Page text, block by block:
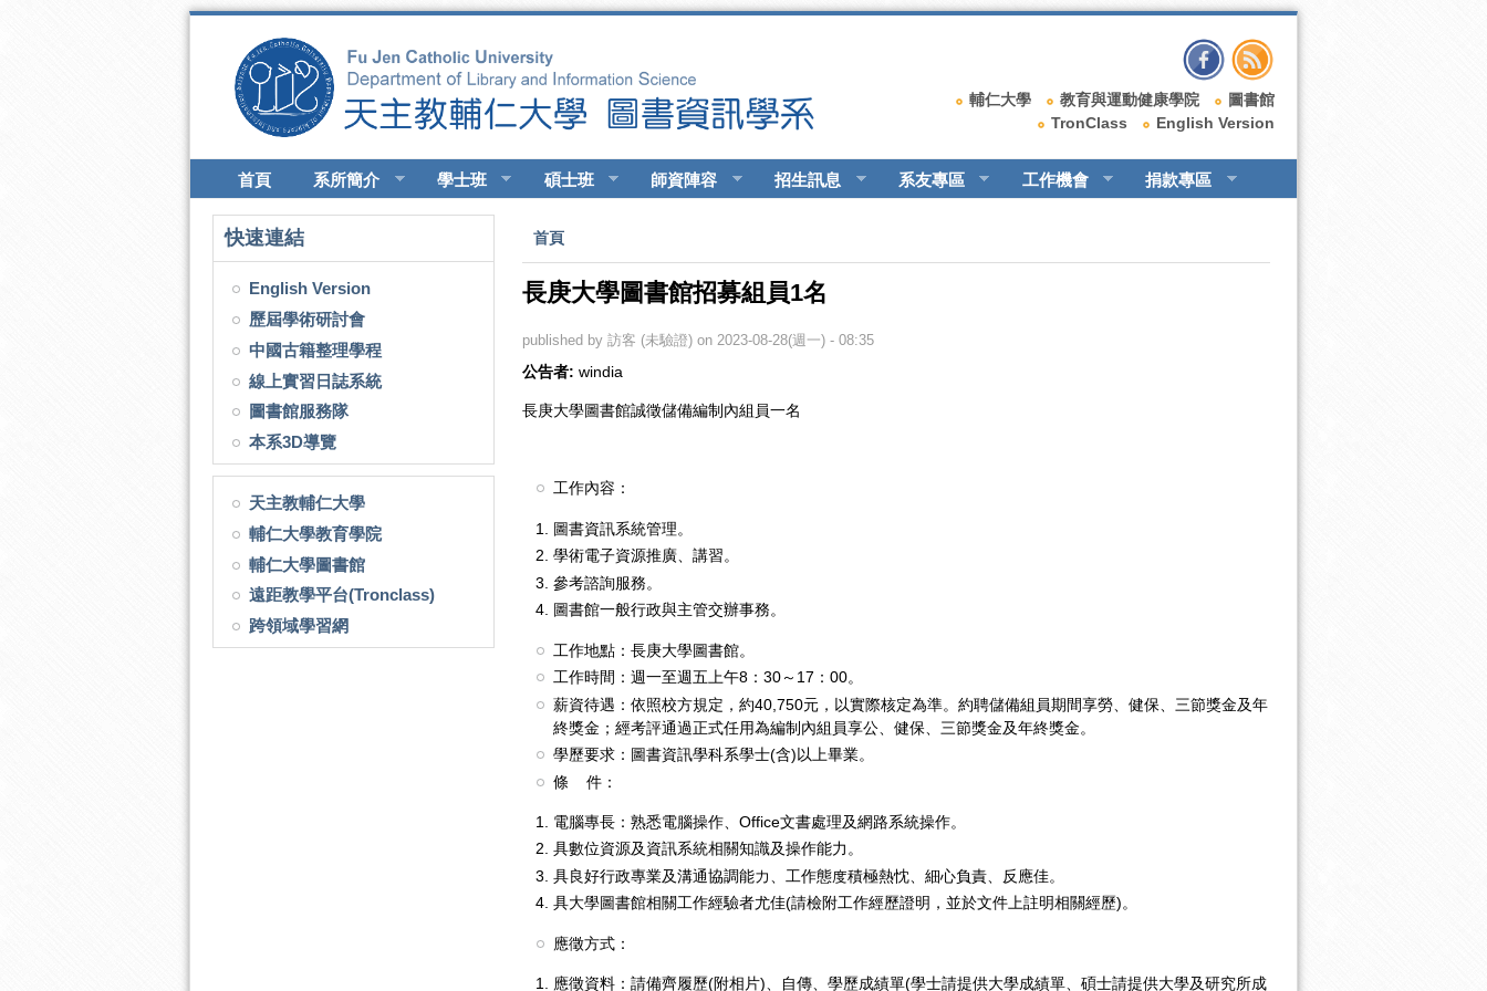
輔仁大學 教育與運動健康學院
圖書館
TronClass
English Version
首頁 系所簡介 學士班 碩士班 師資陣容 招生訊息 系友專區 工作機會 捐款專區
快速連結
English Version
歷屆學術研討會
中國古籍整理學程
線上實習日誌系統
圖書館服務隊
本系3D導覽
天主教輔仁大學
輔仁大學教育學院
輔仁大學圖書館
遠距教學平台(Tronclass)
跨領域學習網
您在這裡
首頁
長庚大學圖書館招募組員1名
published by 訪客 (未驗證)on 2023-08-28(週一) - 08:35
公告者: windia
長庚大學圖書館誠徵儲備編制內組員一名
工作內容：
圖書資訊系統管理。
學術電子資源推廣、講習。
參考諮詢服務。
圖書館一般行政與主管交辦事務。
工作地點：長庚大學圖書館。
工作時間：週一至週五上午8：30～17：00。
薪資待遇：依照校方規定，約40,750元，以實際核定為準。約聘儲備組員期間享勞、健保、三節獎金及年
終獎金；經考評通過正式任用為編制內組員享公、健保、三節獎金及年終獎金。
學歷要求：圖書資訊學科系學士(含)以上畢業。
條 件：
電腦專長：熟悉電腦操作、Office文書處理及網路系統操作。
具數位資源及資訊系統相關知識及操作能力。
具良好行政專業及溝通協調能力、工作態度積極熱忱、細心負責、反應佳。
具大學圖書館相關工作經驗者尤佳(請檢附工作經歷證明，並於文件上註明相關經歷)。
應徵方式：
應徵資料：請備齊履歷(附相片)、自傳、學歷成績單(學士請提供大學成績單、碩士請提供大學及研究所成